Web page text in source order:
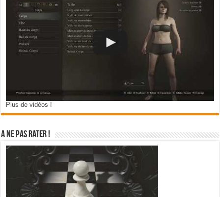
Plus de vidéos !
A ne pas rater !